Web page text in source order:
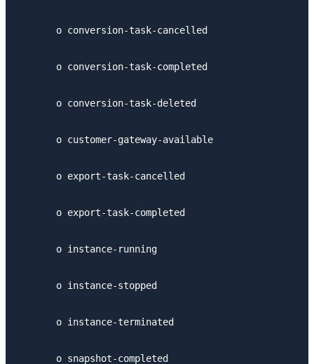
       o conversion-task-cancelled
       o conversion-task-completed
       o conversion-task-deleted
       o customer-gateway-available
       o export-task-cancelled
       o export-task-completed
       o instance-running
       o instance-stopped
       o instance-terminated
       o snapshot-completed